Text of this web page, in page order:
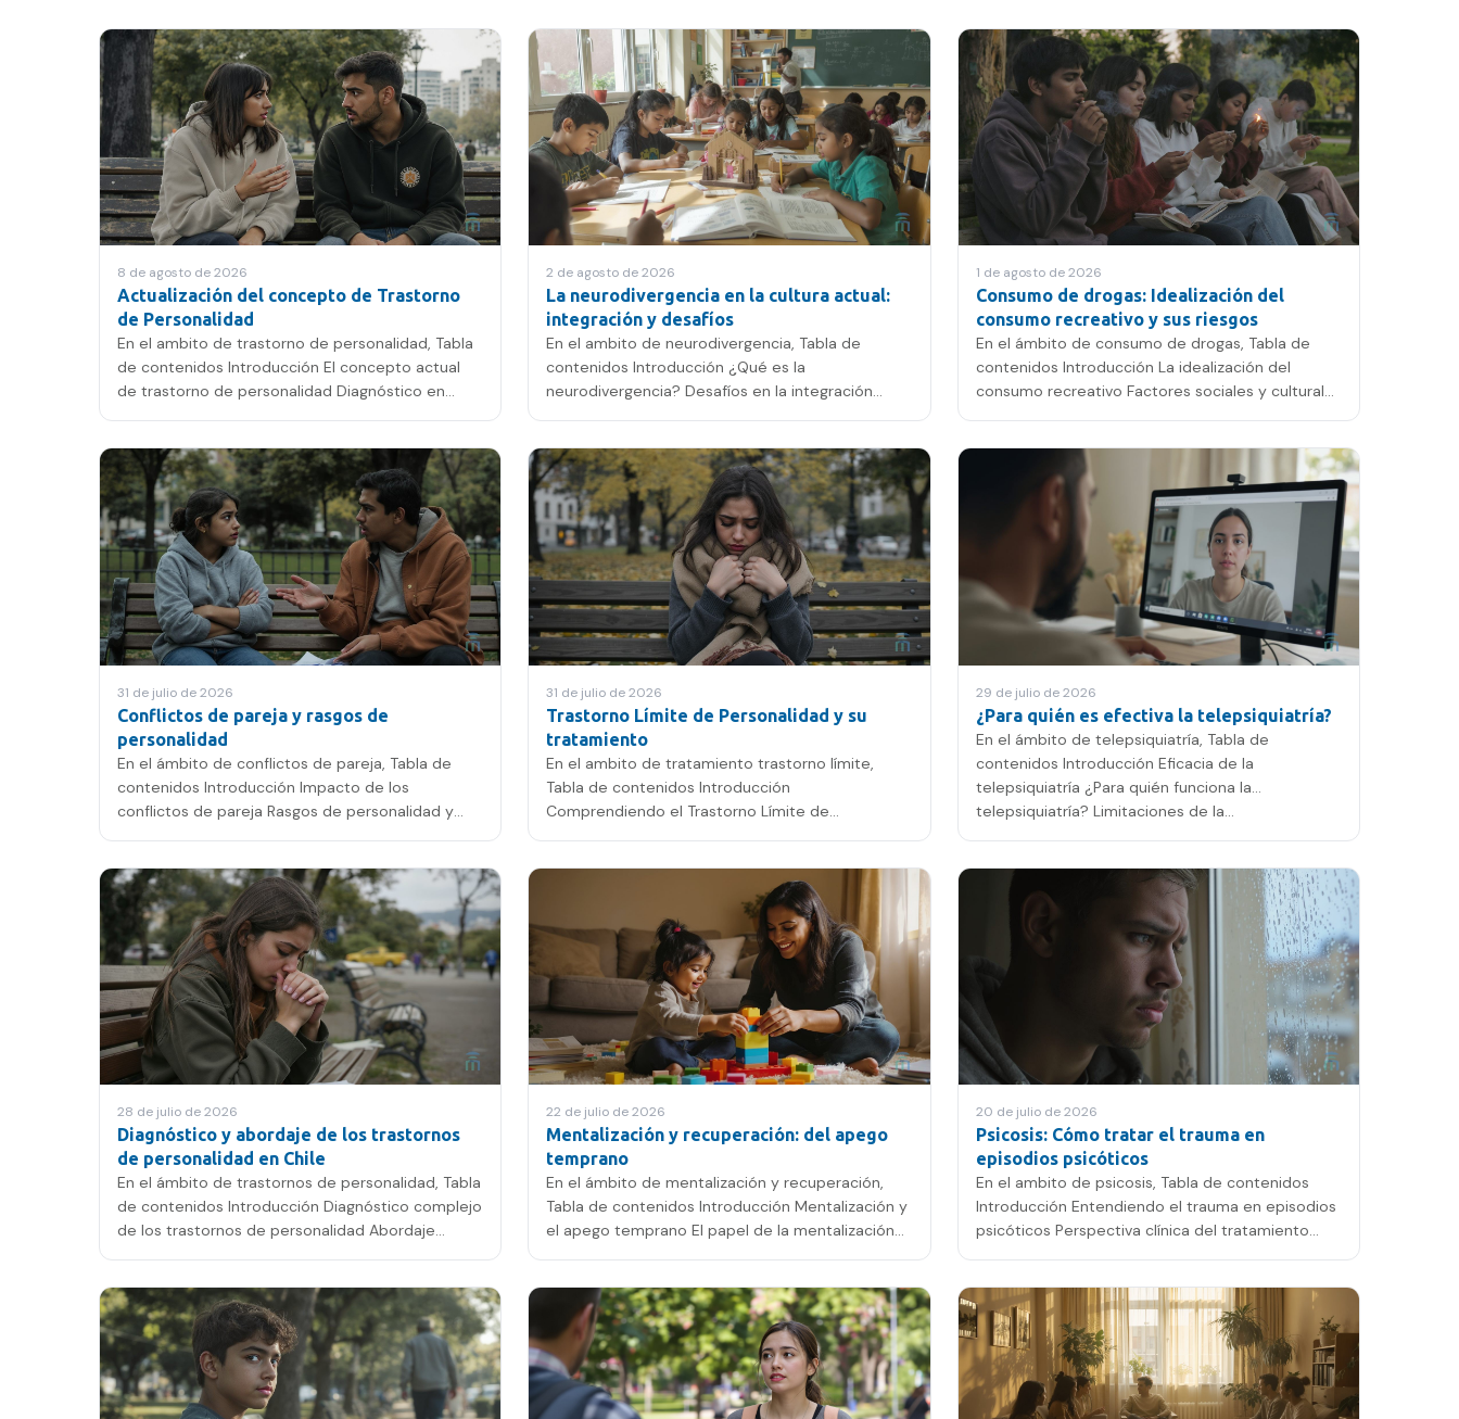
8 de agosto de 2026
Actualización del concepto de Trastorno
de Personalidad
En el ambito de trastorno de personalidad, Tabla
de contenidos Introducción El concepto actual
de trastorno de personalidad Diagnóstico en
2 de agosto de 2026
La neurodivergencia en la cultura actual:
integración y desafíos
En el ambito de neurodivergencia, Tabla de
contenidos Introducción ¿Qué es la
neurodivergencia? Desafíos en la integración
1 de agosto de 2026
Consumo de drogas: Idealización del
consumo recreativo y sus riesgos
En el ámbito de consumo de drogas, Tabla de
contenidos Introducción La idealización del
consumo recreativo Factores sociales y culturales
31 de julio de 2026
Conflictos de pareja y rasgos de
personalidad
En el ámbito de conflictos de pareja, Tabla de
contenidos Introducción Impacto de los
conflictos de pareja Rasgos de personalidad y
31 de julio de 2026
Trastorno Límite de Personalidad y su
tratamiento
En el ambito de tratamiento trastorno límite,
Tabla de contenidos Introducción
Comprendiendo el Trastorno Límite de
29 de julio de 2026
¿Para quién es efectiva la telepsiquiatría?
En el ámbito de telepsiquiatría, Tabla de
contenidos Introducción Eficacia de la
telepsiquiatría ¿Para quién funciona la
telepsiquiatría? Limitaciones de la…
28 de julio de 2026
Diagnóstico y abordaje de los trastornos
de personalidad en Chile
En el ámbito de trastornos de personalidad, Tabla
de contenidos Introducción Diagnóstico complejo
de los trastornos de personalidad Abordaje
22 de julio de 2026
Mentalización y recuperación: del apego
temprano
En el ámbito de mentalización y recuperación,
Tabla de contenidos Introducción Mentalización y
el apego temprano El papel de la mentalización
20 de julio de 2026
Psicosis: Cómo tratar el trauma en
episodios psicóticos
En el ambito de psicosis, Tabla de contenidos
Introducción Entendiendo el trauma en episodios
psicóticos Perspectiva clínica del tratamiento